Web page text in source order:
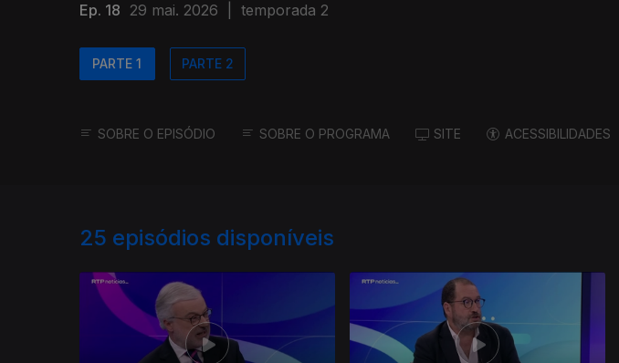
Ep. 18 29 mai. 2026 temporada 2
PARTE 1 PARTE 2
SOBRE O EPISÓDIO SOBRE O PROGRAMA SITE ACESSIBILIDADES
25 episódios disponíveis